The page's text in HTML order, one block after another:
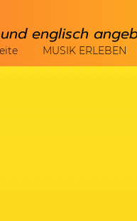
englisch
MUSIK ERLEBEN